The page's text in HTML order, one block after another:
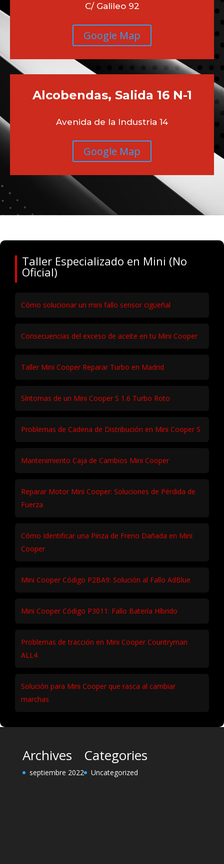
C/ Galileo 92
Google Map
Alcobendas, Salida 16 N-1
Avenida de la Industria 14
Google Map
Taller Especializado en Mini (No
Oficial)
Cómo solucionar un mini fallo sensor cigüeñal
Consecuencias del exceso de aceite en tu Mini Cooper
Taller Mini Cooper Reparar Turbo en Madrid
Síntomas de un Mini Cooper S 1.6 Turbo Roto
Problemas de Cadena de Distribución en Mini Cooper S
Mantenimiento Caja de Cambios Mini Cooper
Reparar Motor Mini Cooper: Soluciones de Pérdida de
Fuerza
Cómo Identificar una Pinza de Freno Dañada en Mini
Cooper
Mini Cooper Código P2BA9: Solución al Fallo AdBlue
Mini Cooper Código P3011: Fallo Batería Híbrido
Problemas de tracción en Mini Cooper Countryman
ALL4
Solución para Mini Cooper que rasca al cambiar
marchas
Archives
septiembre 2022
Categories
Uncategorized